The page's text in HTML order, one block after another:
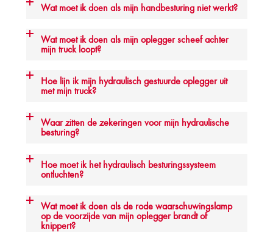
Wat moet ik doen als mijn handbesturing niet werkt?
Wat moet ik doen als mijn oplegger scheef achter
mijn truck loopt?
Hoe lijn ik mijn hydraulisch gestuurde oplegger uit
met mijn truck?
Waar zitten de zekeringen voor mijn hydraulische
besturing?
Hoe moet ik het hydraulisch besturingssysteem
ontluchten?
Wat moet ik doen als de rode waarschuwingslamp
op de voorzijde van mijn oplegger brandt of
knippert?